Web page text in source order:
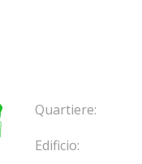
Quartiere:
Edificio: